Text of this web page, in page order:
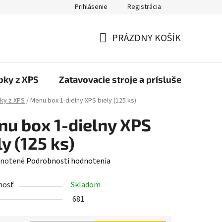
Prihlásenie Registrácia
KOŠÍK
PRÁZDNY KOŠÍK
z XPS Zatavovacie stroje a príslušenstvo
z XPS/Menu box 1-dielny XPS biely (125 ks)
box 1-dielny XPS
(125 ks)
Podrobnosti hodnotenia
Skladom
681